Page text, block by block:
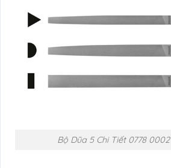
Bộ Dũa 5 Chi Tiết 0778 0002